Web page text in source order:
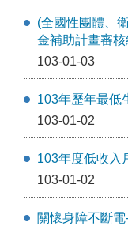
(全國性團體、
金補助計畫審
103-01-03
103年歷年最低
103-01-02
103年度低收入
103-01-02
關懷身障不斷